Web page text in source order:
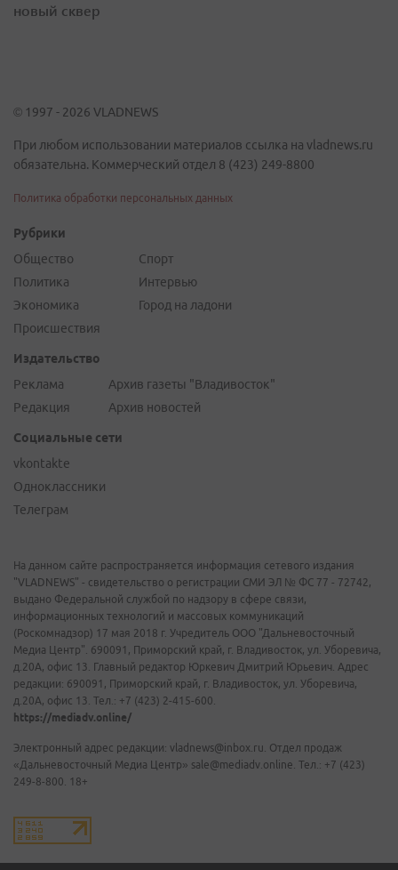
новый сквер
© 1997 - 2026 VLADNEWS
При любом использовании материалов ссылка на vladnews.ru
обязательна. Коммерческий отдел 8 (423) 249-8800
Политика обработки персональных данных
Рубрики
Общество
Политика
Экономика
Происшествия
Спорт
Интервью
Город на ладони
Издательство
Реклама
Редакция
Архив газеты "Владивосток"
Архив новостей
Социальные сети
vkontakte
Одноклассники
Телеграм
На данном сайте распространяется информация сетевого издания
"VLADNEWS" - свидетельство о регистрации СМИ ЭЛ № ФС 77 - 72742,
выдано Федеральной службой по надзору в сфере связи,
информационных технологий и массовых коммуникаций
(Роскомнадзор) 17 мая 2018 г. Учредитель ООО "Дальневосточный
Медиа Центр". 690091, Приморский край, г. Владивосток, ул. Уборевича,
д.20А, офис 13. Главный редактор Юркевич Дмитрий Юрьевич. Адрес
редакции: 690091, Приморский край, г. Владивосток, ул. Уборевича,
д.20А, офис 13. Тел.: +7 (423) 2-415-600.
https://mediadv.online/
Электронный адрес редакции: vladnews@inbox.ru. Отдел продаж
«Дальневосточный Медиа Центр» sale@mediadv.online. Тел.: +7 (423)
249-8-800. 18+